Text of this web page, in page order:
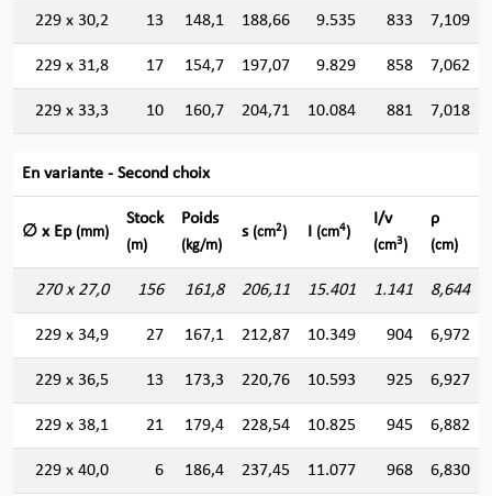
229 x 30,2 13 148,1 188,66 9.535 833 7,109
229 x 31,8 17 154,7 197,07 9.829 858 7,062
229 x 33,3 10 160,7 204,71 10.084 881 7,018
En variante - Second choix
∅ x Ep (mm)
Stock
(m)
Poids
(kg/m)
s (cm2) I (cm4)
I/v
(cm3)
ρ
(cm)
270 x 27,0 156 161,8 206,11 15.401 1.141 8,644
229 x 34,9 27 167,1 212,87 10.349 904 6,972
229 x 36,5 13 173,3 220,76 10.593 925 6,927
229 x 38,1 21 179,4 228,54 10.825 945 6,882
229 x 40,0 6 186,4 237,45 11.077 968 6,830